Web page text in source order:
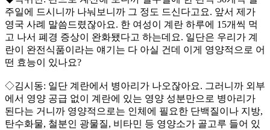
주일에 드시니까 나눠보니까 그 정도 드신다고요. 앞서 제가
영국 사례 말씀드렸잖아요. 한 여성이 계란 하루에 15개씩 먹
고 나서 폐경 증상이 완화됐다고 하는데요. 일단은 우리가 계
란이 완전식품이라는 얘기는 다 아실 건데 이게 영양적으로 어
떤 효능이 있나요?
◇김시동: 일단 계란에서 병아리가 나오잖아요. 그러니까 외부
에서 영양 공급 없이 계란에 있는 영양 성분만으로 병아리가
된다는 거니까 영양적으로는 인체에 필요한 단백질이나 지방,
탄수화물, 철분인 광물질, 비타민 등 영양소가 골고루 들어 있